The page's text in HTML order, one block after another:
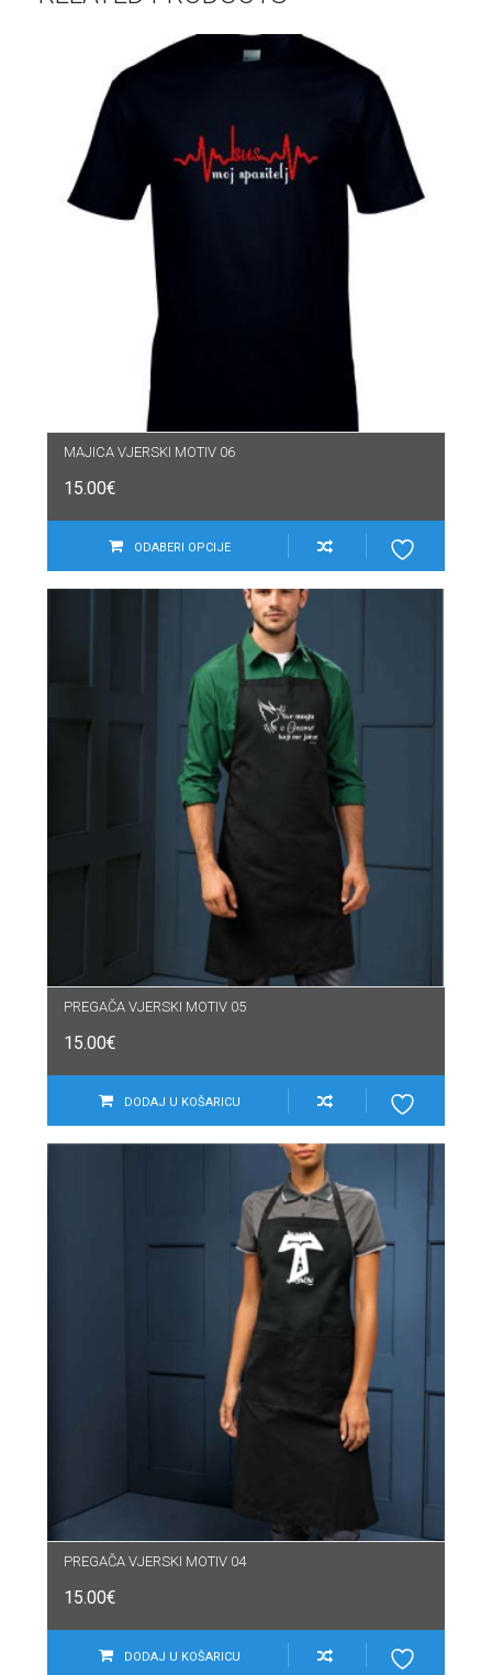
MAJICA VJERSKI MOTIV 06
15.00€
ODABERI OPCIJE
PREGAČA VJERSKI MOTIV 05
15.00€
DODAJ U KOŠARICU
PREGAČA VJERSKI MOTIV 04
15.00€
DODAJ U KOŠARICU